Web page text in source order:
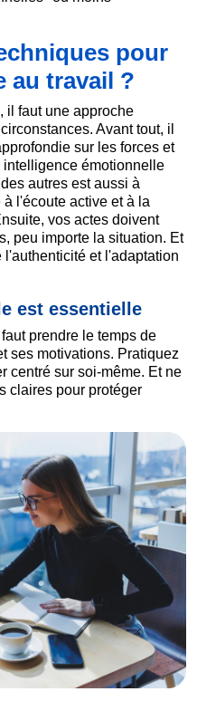
pour
au travail ?
il faut une approche
Avant tout, il
sur les forces et
intelligence émotionnelle
autres est aussi à
l'écoute active et à la
vos actes doivent
peu importe la situation. Et
et l'adaptation
est essentielle
prendre le temps de
ses motivations. Pratiquez
centré sur soi-même. Et ne
claires pour protéger